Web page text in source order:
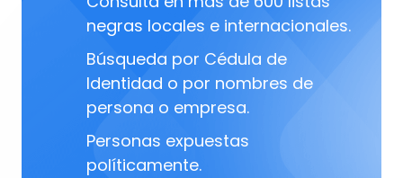
negras locales e internacionales.
Búsqueda por Cédula de
Identidad o por nombres de
persona o empresa.
Personas expuestas
políticamente.